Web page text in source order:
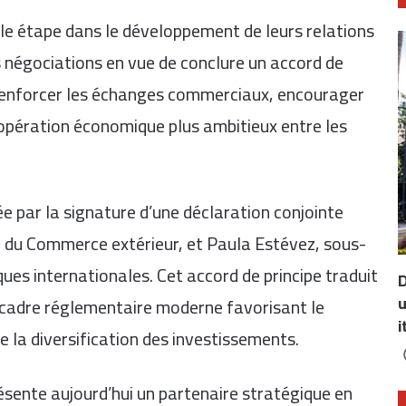
étape dans le développement de leurs relations
en vue de conclure un accord de
les échanges commerciaux, encourager
économique plus ambitieux entre les
par la signature d’une déclaration conjointe
Commerce extérieur, et Paula Estévez, sous-
internationales. Cet accord de principe traduit
réglementaire moderne favorisant le
la diversification des investissements.
aujourd’hui un partenaire stratégique en